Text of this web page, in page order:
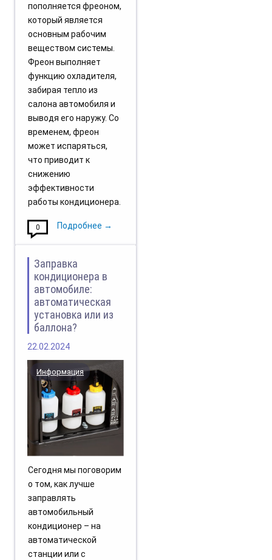
пополняется фреоном,
который является
основным рабочим
веществом системы.
Фреон выполняет
функцию охладителя,
забирая тепло из
салона автомобиля и
выводя его наружу. Со
временем, фреон
может испаряться,
что приводит к
снижению
эффективности
работы кондиционера.
0 Подробнее →
Заправка
кондиционера в
автомобиле:
автоматическая
установка или из
баллона?
22.02.2024
Информация
Сегодня мы поговорим
о том, как лучше
заправлять
автомобильный
кондиционер – на
автоматической
станции или с